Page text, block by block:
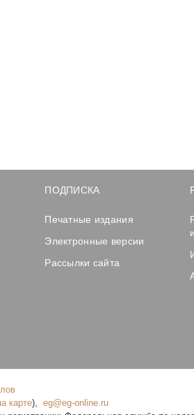
ПОДПИСКА
Печатные издания
Электронные версии
Рассылки сайта
карте),